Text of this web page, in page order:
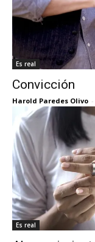
Es real
Convicción
Harold Paredes Olivo -
Es real